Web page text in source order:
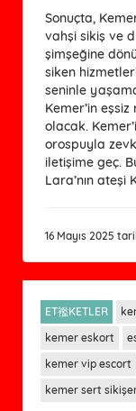
Sonuçta,
vahşi sikiş ve
şimşeğine
siken
seninle
Kemer’in
olacak.
orospuyla
iletişime geç.
Lara’nın
16 Mayıs 2025
ET襤KETLER
kemer eskort
kemer vip escort
kemer sert